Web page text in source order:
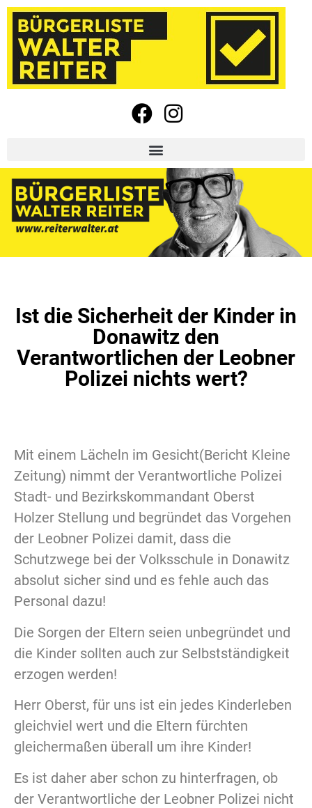
Ist die Sicherheit der Kinder in
Donawitz den
Verantwortlichen der Leobner
Polizei nichts wert?
Mit einem Lächeln im Gesicht(Bericht Kleine
Zeitung) nimmt der Verantwortliche Polizei
Stadt- und Bezirkskommandant Oberst
Holzer Stellung und begründet das Vorgehen
der Leobner Polizei damit, dass die
Schutzwege bei der Volksschule in Donawitz
absolut sicher sind und es fehle auch das
Personal dazu!
Die Sorgen der Eltern seien unbegründet und
die Kinder sollten auch zur Selbstständigkeit
erzogen werden!
Herr Oberst, für uns ist ein jedes Kinderleben
gleichviel wert und die Eltern fürchten
gleichermaßen überall um ihre Kinder!
Es ist daher aber schon zu hinterfragen, ob
der Verantwortliche der Leobner Polizei nicht